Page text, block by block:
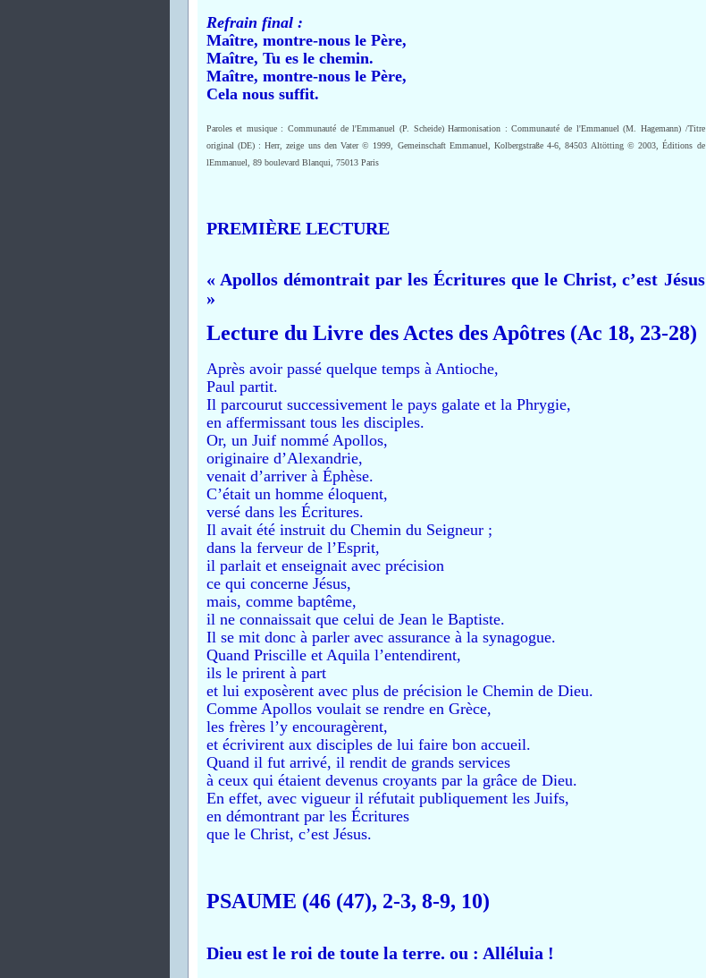
Refrain final :
Maître, montre-nous le Père,
Maître, Tu es le chemin.
Maître, montre-nous le Père,
Cela nous suffit.
Paroles et musique : Communauté de l'Emmanuel (P. Scheide) Harmonisation : Communauté de l'Emmanuel (M. Hagemann) /Titre
original (DE) : Herr, zeige uns den Vater © 1999, Gemeinschaft Emmanuel, Kolbergstraße 4-6, 84503 Altötting © 2003, Éditions de
lEmmanuel, 89 boulevard Blanqui, 75013 Paris
PREMIÈRE LECTURE
« Apollos démontrait par les Écritures que le Christ, c’est Jésus
»
Lecture du Livre des Actes des Apôtres (Ac 18, 23-28)
Après avoir passé quelque temps à Antioche,
Paul partit.
Il parcourut successivement le pays galate et la Phrygie,
en affermissant tous les disciples.
Or, un Juif nommé Apollos,
originaire d’Alexandrie,
venait d’arriver à Éphèse.
C’était un homme éloquent,
versé dans les Écritures.
Il avait été instruit du Chemin du Seigneur ;
dans la ferveur de l’Esprit,
il parlait et enseignait avec précision
ce qui concerne Jésus,
mais, comme baptême,
il ne connaissait que celui de Jean le Baptiste.
Il se mit donc à parler avec assurance à la synagogue.
Quand Priscille et Aquila l’entendirent,
ils le prirent à part
et lui exposèrent avec plus de précision le Chemin de Dieu.
Comme Apollos voulait se rendre en Grèce,
les frères l’y encouragèrent,
et écrivirent aux disciples de lui faire bon accueil.
Quand il fut arrivé, il rendit de grands services
à ceux qui étaient devenus croyants par la grâce de Dieu.
En effet, avec vigueur il réfutait publiquement les Juifs,
en démontrant par les Écritures
que le Christ, c’est Jésus.
PSAUME (46 (47), 2-3, 8-9, 10)
Dieu est le roi de toute la terre. ou : Alléluia !